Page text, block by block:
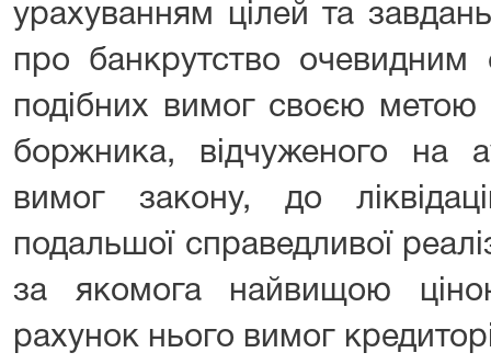
урахуванням цілей та
про банкрутство
подібних вимог своєю
боржника, відчуженого на
вимог закону, до
подальшої справедливої
за якомога найвищою
рахунок нього вимог